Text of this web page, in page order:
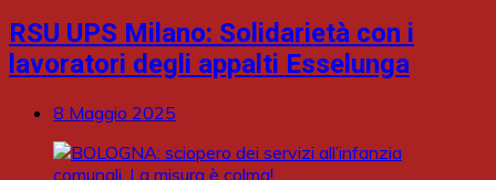
RSU UPS Milano: Solidarietà con i
lavoratori degli appalti Esselunga
8 Maggio 2025